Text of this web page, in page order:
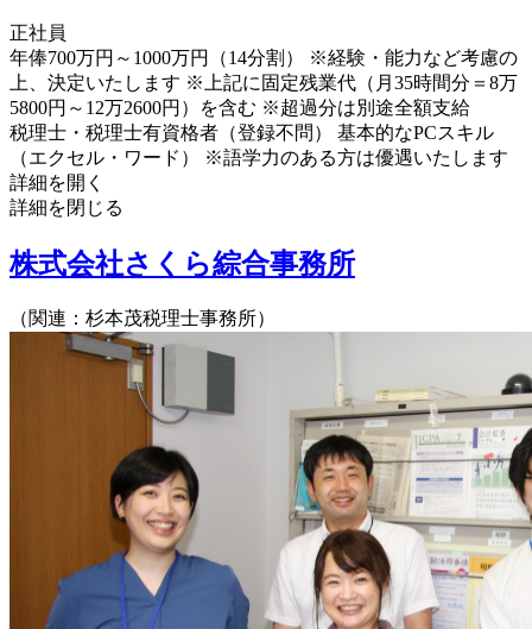
正社員
年俸700万円～1000万円（14分割） ※経験・能力など考慮の
上、決定いたします ※上記に固定残業代（月35時間分＝8万
5800円～12万2600円）を含む ※超過分は別途全額支給
税理士・税理士有資格者（登録不問） 基本的なPCスキル
（エクセル・ワード） ※語学力のある方は優遇いたします
詳細を開く
詳細を閉じる
株式会社さくら綜合事務所
（関連：杉本茂税理士事務所）